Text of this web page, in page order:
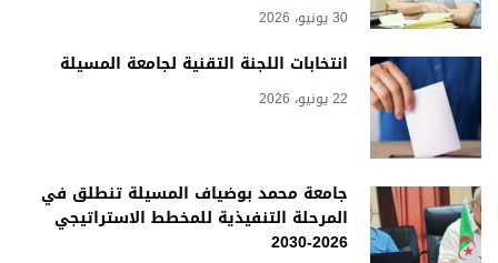
30 يونيو، 2026
انتخابات اللجنة التقنية لجامعة المسيلة
22 يونيو، 2026
جامعة محمد بوضياف المسيلة تنطلق في
المرحلة التنفيذية للمخطط الاستراتيجي
2026-2030